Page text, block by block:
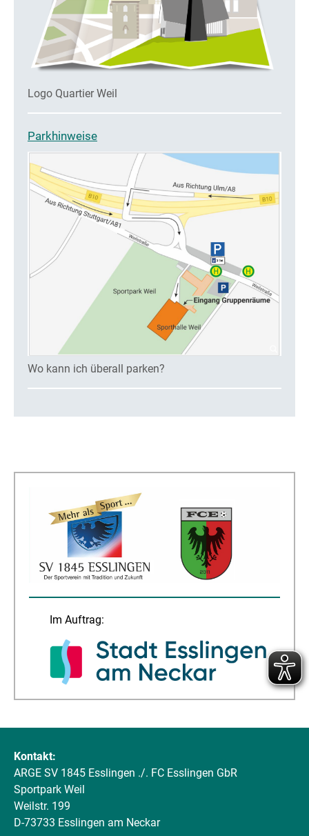
Logo Quartier Weil
Parkhinweise
Wo kann ich überall parken?
Im Auftrag:
Kontakt:
ARGE SV 1845 Esslingen ./. FC Esslingen GbR
Sportpark Weil
Weilstr. 199
D-73733 Esslingen am Neckar